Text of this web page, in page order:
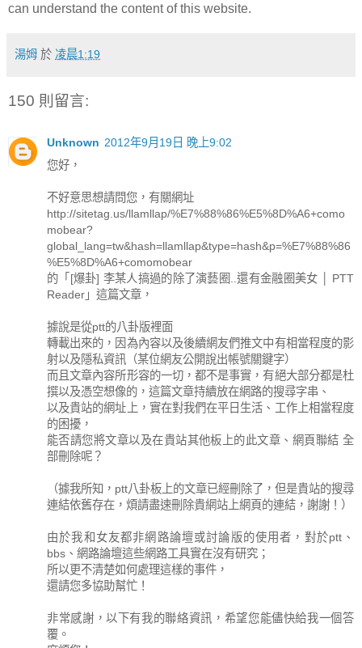
can understand the content of this website.
湯姆 於 凌晨1:19
150 則留言:
Unknown 2012年9月19日 晚上9:02
您好，
不好意思想請問您，有關網址
http://sitetag.us/llamllap/%E7%88%86%E5%8D%A6+como
mobear?
global_lang=tw&hash=llamllap&type=hash&p=%E7%88%86
%E5%8D%A6+comomobear
的「[爆卦] 李某人搞過的除了演藝圈..還有金融圈美女 │ PTT
Reader」這篇文章，
據說是從ptt的八卦版裡面
轉載出來的，因為內容以及後續網友們推文中有相當程度的影
射以及隱私資訊（某位網友公開說出帳號關鍵字）
而且文章內容所形容的一切，都不是事實，有絕大部分都是杜
撰以及憑空想像的，這篇文章持續放在網路的搜尋字串、
以及貴站的網址上，實在對我們在平日生活、工作上相當程度
的困擾，
能否請您將文章以及在貴站其他板上的此文章、網頁聯結 全
部刪除呢？
（據我所知，ptt八卦板上的文章已經刪除了，但是貴站的搜尋
連結依舊存在，煩請盡速刪除貴網站上網頁的連結，謝謝！）
由於我和女友都非網路論壇或討論版的使用者，對於ptt、
bbs、網路論壇這些網路工具實在沒有研究；
所以更不清楚如何處理這樣的事件，
還請您多協助幫忙！
非常感謝，以下有我的聯絡資訊，希望您能儘快給我一個答
覆。